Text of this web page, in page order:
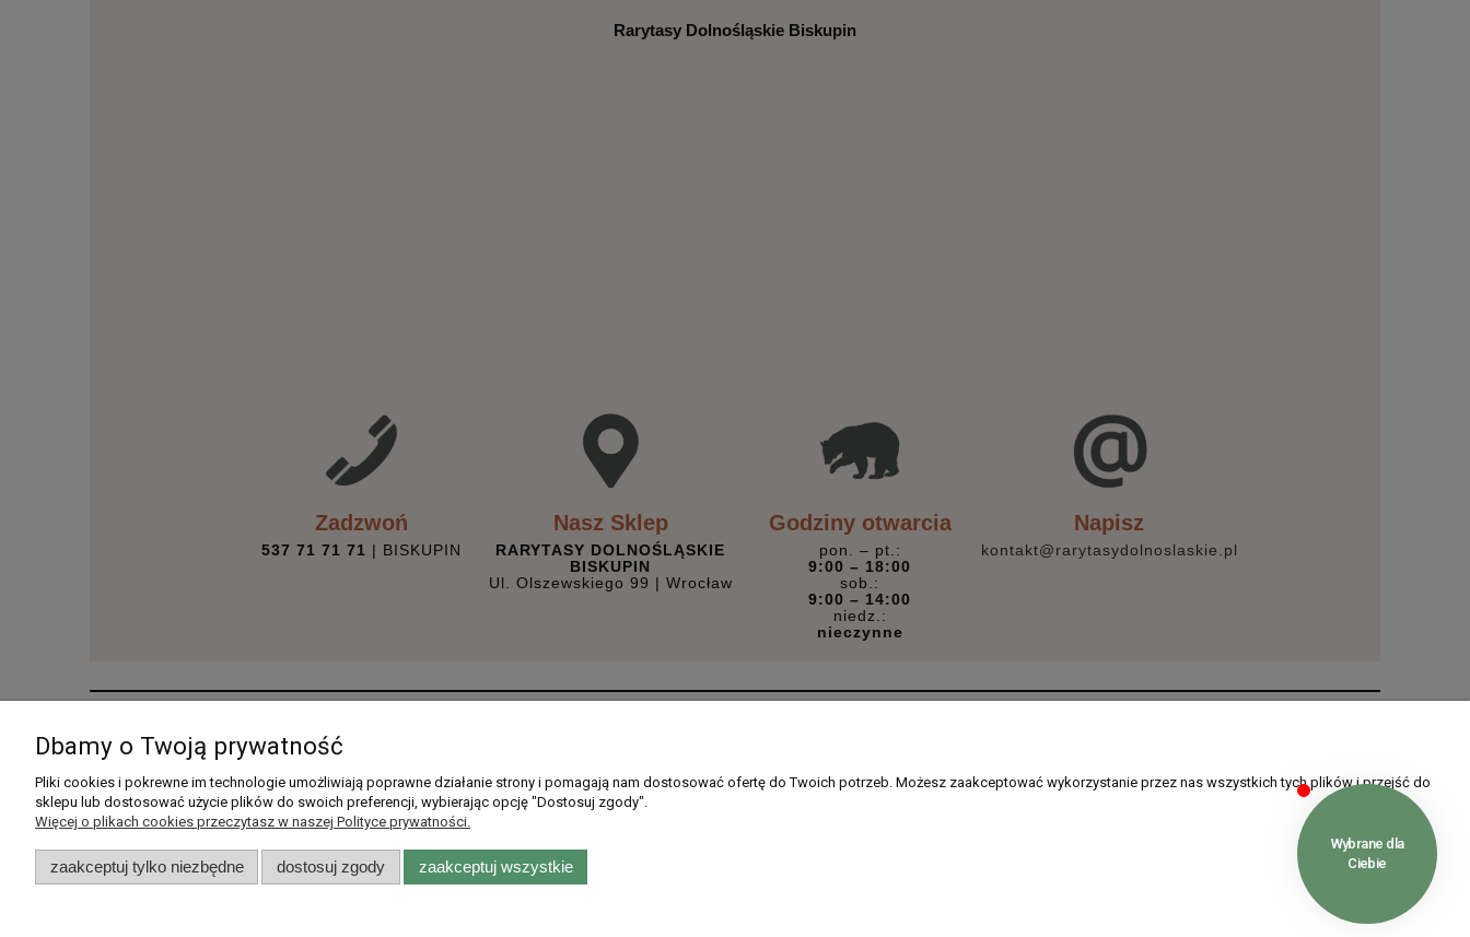
Rarytasy Dolnośląskie Biskupin
Zadzwoń
537 71 71 71 | BISKUPIN
Nasz Sklep
RARYTASY DOLNOŚLĄSKIE
BISKUPIN
Ul. Olszewskiego 99 | Wrocław
Godziny otwarcia
pon. – pt.:
9:00 – 18:00
sob.:
9:00 – 14:00
niedz.:
nieczynne
Napisz
kontakt@rarytasydolnoslaskie.pl
Pomoc
Pytania i odpowiedzi
Listy zakupowe
Twoje zamówienia
Ustawienia konta
Przechowalnia
Formy płatności
Gdzie dostarczamy
Regulamin sklepu
O nas
Dbamy o Twoją prywatność
Pliki cookies i pokrewne im technologie umożliwiają poprawne działanie strony i pomagają nam dostosować ofertę do Twoich potrzeb. Możesz zaakceptować wykorzystanie przez nas wszystkich tych plików i przejść do
sklepu lub dostosować użycie plików do swoich preferencji, wybierając opcję "Dostosuj zgody".
Więcej o plikach cookies przeczytasz w naszej Polityce prywatności.
zaakceptuj tylko niezbędne dostosuj zgody zaakceptuj wszystkie